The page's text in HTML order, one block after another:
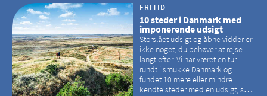
hvilke kirker, der er en omvej værd
FRITID
10 steder i Danmark med
imponerende udsigt
Storslået udsigt og åbne vidder er
ikke noget, du behøver at rejse
langt efter. Vi har været en tur
rundt i smukke Danmark og
fundet 10 mere eller mindre
kendte steder med en udsigt, som